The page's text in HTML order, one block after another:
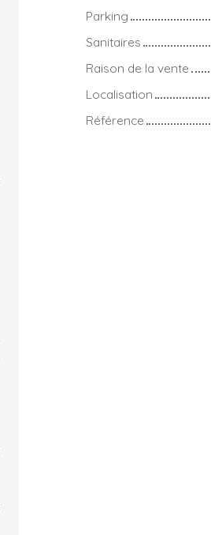
Parking
Sanitaires
Raison de la vente
Localisation
Référence